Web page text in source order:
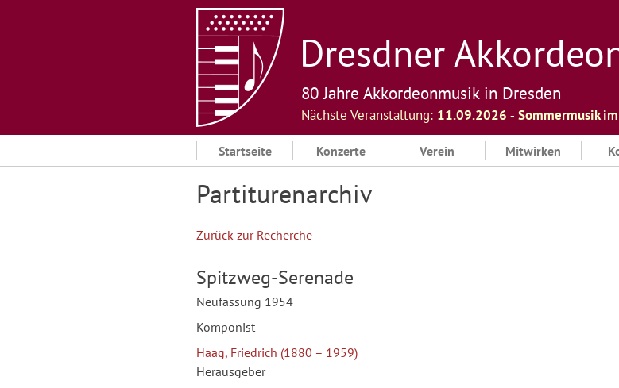
Dresdner
80 Jahre Akkordeonmusik in Dresden
Nächste Veranstaltung: 11.09.2026 ‐ Sommermusik
Startseite Konzerte Verein Mitwirken
Partiturenarchiv
Zurück zur Recherche
Spitzweg-Serenade
Neufassung 1954
Komponist
Haag, Friedrich (1880 – 1959)
Herausgeber